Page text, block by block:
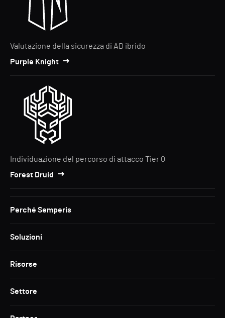
Valutazione della sicurezza di AD ibrido
Purple Knight
Individuazione del percorso di attacco Tier 0
Forest Druid
Perché Semperis
Soluzioni
Risorse
Settore